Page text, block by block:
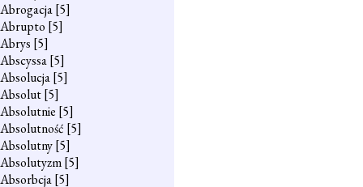
Abrogacja[5]
Abrupto [5]
Abrys [5]
Abscyssa[5]
Absolucja[5]
Absolut[5]
Absolutnie [5]
Absolutność [5]
Absolutny[5]
Absolutyzm[5]
Absorbcja[5]